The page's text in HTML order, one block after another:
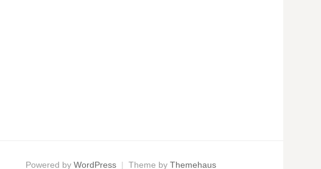
Powered by WordPress | Theme by Themehaus